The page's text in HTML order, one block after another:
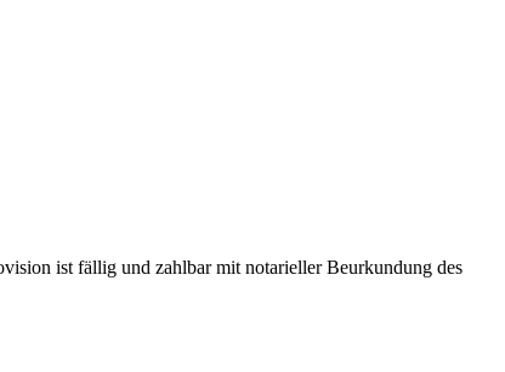
ist fällig und zahlbar mit notarieller Beurkundung des